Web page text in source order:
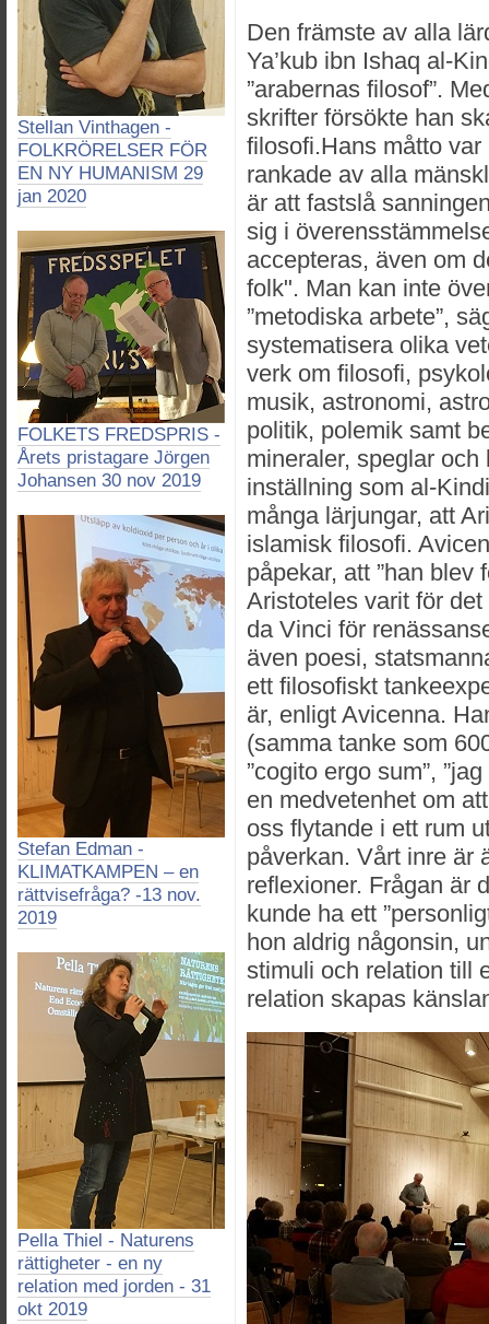
Stellan Vinthagen -
FOLKRÖRELSER FÖR
EN NY HUMANISM 29
jan 2020
FOLKETS FREDSPRIS -
Årets pristagare Jörgen
Johansen 30 nov 2019
Stefan Edman -
KLIMATKAMPEN – en
rättvisefråga? -13 nov.
2019
Pella Thiel - Naturens
rättigheter - en ny
relation med jorden - 31
okt 2019
Den främste av alla
Ya’kub ibn Ishaq al-
”arabernas filosof”.
skrifter försökte han
filosofi.Hans måtto var
rankade av alla
är att fastslå
sig i
accepteras, även om
folk". Man kan inte
”metodiska arbete”,
systematisera olika
verk om filosofi,
musik, astronomi,
politik, polemik samt
mineraler, speglar
inställning som al-
många lärjungar, att
islamisk filosofi.
påpekar, att ”han blev
Aristoteles varit för
da Vinci för
även poesi,
ett filosofiskt
är, enligt Avicenna.
(samma tanke som
”cogito ergo sum”,
en medvetenhet om
oss flytande i ett rum
påverkan. Vårt inre är
reflexioner. Frågan är
kunde ha ett
hon aldrig någonsin,
stimuli och relation till
relation skapas